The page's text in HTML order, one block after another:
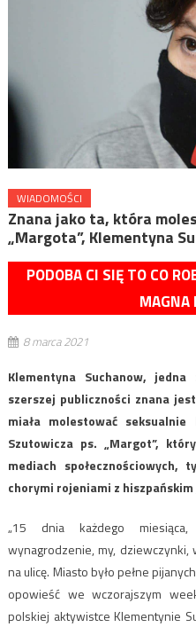
WIADOMOŚCI
Znana jako ta, która
„Margota”, Klementyna
PODOBA CI SIĘ TO CO
MAGNA
8 marca 2021
Klementyna Suchanow,
szerszej publiczności znana
miała molestować
Szutowicza ps. „Margot”,
mediach społecznościowych,
chorymi rojeniami z hiszpańskim
„15 dnia każdego
wynagrodzenie, my, dziewczynki,
na ulicę. Miasto było pełne
opowieść we wczorajszym
polskiej aktywistce Klementynie